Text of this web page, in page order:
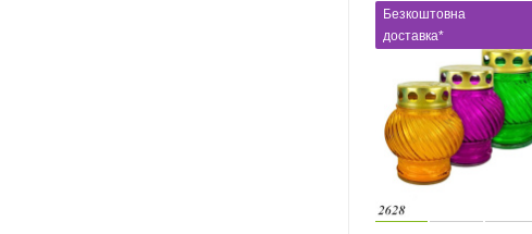
Безкоштовна
доставка*